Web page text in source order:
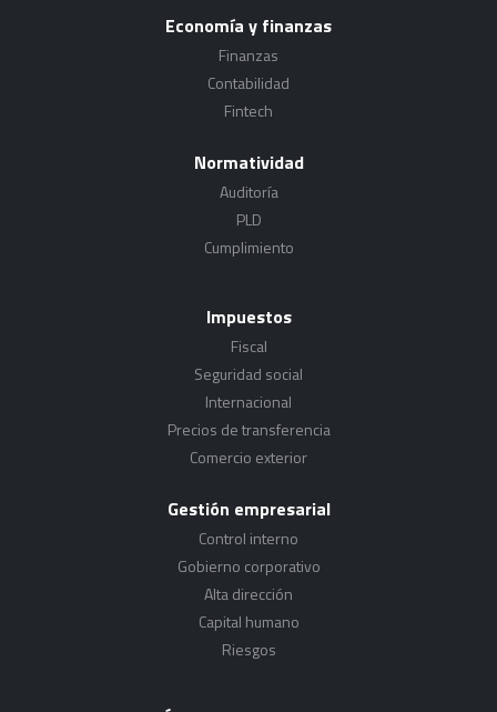
Economía y finanzas
Finanzas
Contabilidad
Fintech
Normatividad
Auditoría
PLD
Cumplimiento
Impuestos
Fiscal
Seguridad social
Internacional
Precios de transferencia
Comercio exterior
Gestión empresarial
Control interno
Gobierno corporativo
Alta dirección
Capital humano
Riesgos